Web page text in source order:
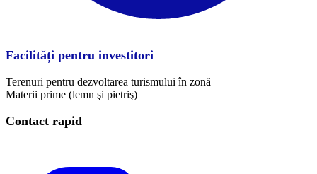
Facilități pentru investitori
Terenuri pentru dezvoltarea turismului în zonă
Materii prime (lemn şi pietriş)
Contact rapid